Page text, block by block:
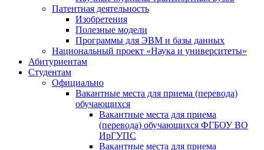
Патентная деятельность
Изобретения
Полезные модели
Программы для ЭВМ и базы данных
Национальный проект «Наука и университеты»
Абитуриентам
Студентам
Официально
Вакантные места для приема (перевода)
обучающихся
Вакантные места для приема
(перевода) обучающихся ФГБОУ ВО
ИрГУПС
Вакантные места для приема